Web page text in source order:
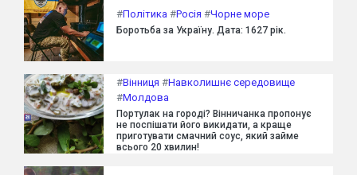
#Політика #Росія #Чорне море
Боротьба за Україну. Дата: 1627 рік.
#Вінниця #Навколишнє середовище
#Молдова
Портулак на городі? Вінничанка пропонує
не поспішати його викидати, а краще
приготувати смачний соус, який займе
всього 20 хвилин!